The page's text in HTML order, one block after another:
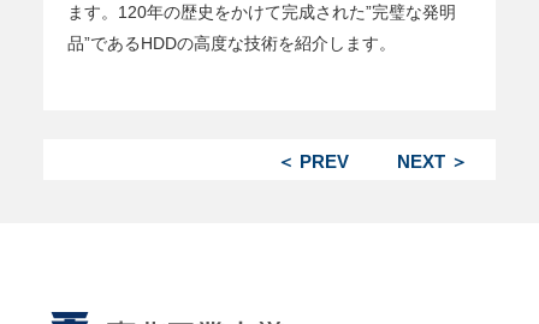
ます。120年の歴史をかけて完成された”完璧な発明
品”であるHDDの高度な技術を紹介します。
NEXT ＞
＜ PREV